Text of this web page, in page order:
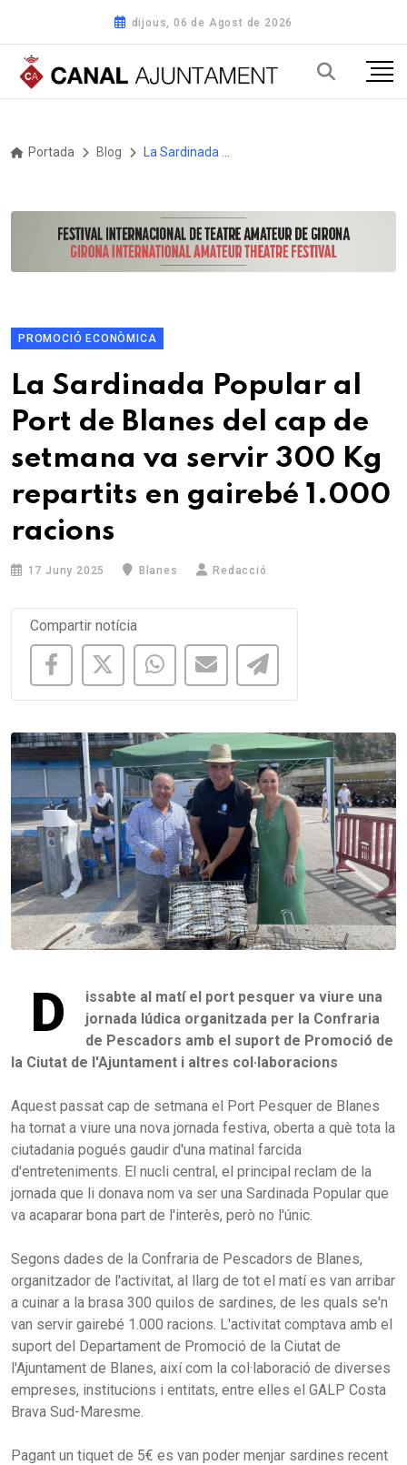
dijous, 06 de Agost de 2026
Portada Blog
PROMOCIÓ ECONÒMICA
La Sardinada Popular al
Port de Blanes del cap de
setmana va servir 300 Kg
repartits en gairebé 1.000
racions
17 Juny 2025 Blanes Redacció
Compartir notícia
D
issabte al matí el port pesquer va viure una
jornada lúdica organitzada per la Confraria
de Pescadors amb el suport de Promoció de
la Ciutat de l'Ajuntament i altres col·laboracions
Aquest passat cap de setmana el Port Pesquer de Blanes
ha tornat a viure una nova jornada festiva, oberta a què tota la
ciutadania pogués gaudir d'una matinal farcida
d'entreteniments. El nucli central, el principal reclam de la
jornada que li donava nom va ser una Sardinada Popular que
va acaparar bona part de l'interès, però no l'únic.
Segons dades de la Confraria de Pescadors de Blanes,
organitzador de l'activitat, al llarg de tot el matí es van arribar
a cuinar a la brasa 300 quilos de sardines, de les quals se'n
van servir gairebé 1.000 racions. L'activitat comptava amb el
suport del Departament de Promoció de la Ciutat de
l'Ajuntament de Blanes, així com la col·laboració de diverses
empreses, institucions i entitats, entre elles el GALP Costa
Brava Sud-Maresme.
Pagant un tiquet de 5€ es van poder menjar sardines recent